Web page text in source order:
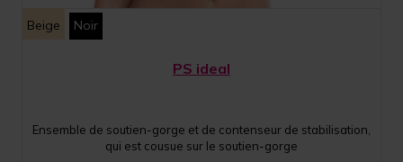
Beige Noir
PS ideal
Ensemble de soutien-gorge et de contenseur de stabilisation,
qui est cousue sur le soutien-gorge